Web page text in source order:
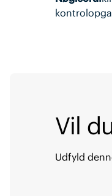
Vil
Udfyld